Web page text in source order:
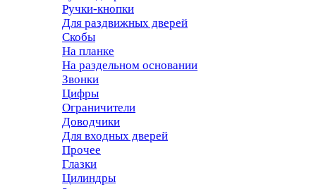
Ручки-кнопки
Для раздвижных дверей
Скобы
На планке
На раздельном основании
Звонки
Цифры
Ограничители
Доводчики
Для входных дверей
Прочее
Глазки
Цилиндры